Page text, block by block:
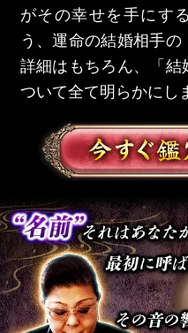
がその幸せを手にす
う、運命の結婚相手
詳細はもちろん、「結
ついて全て明らかにし